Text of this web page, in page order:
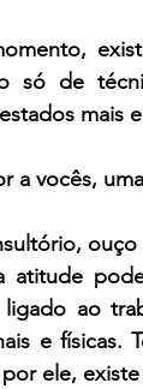
só de
mais
a vocês,
atitude
ligado ao
e físicas.
ele,